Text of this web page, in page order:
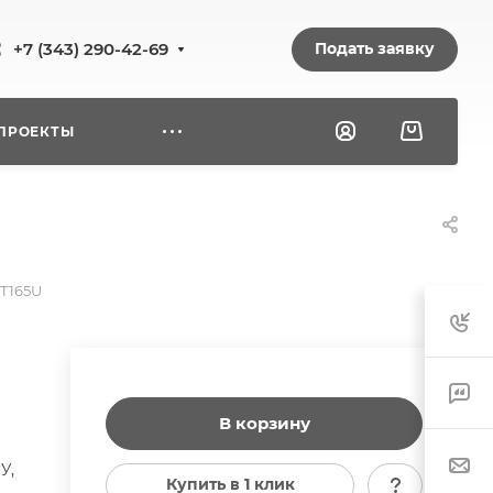
+7 (343) 290-42-69 Подать заявку
В корзину
Купить в 1 клик